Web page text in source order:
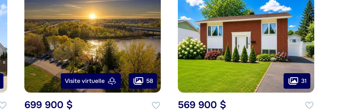
Visite virtuelle 58
699 900 $
31
569 900 $